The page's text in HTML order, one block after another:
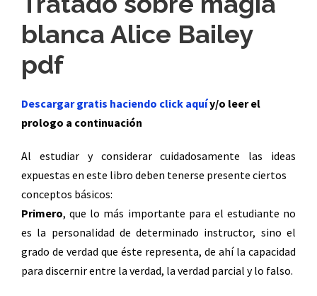
blanca Alice Bailey
pdf
Descargar gratis haciendo click aquíy/o leer el
prologo a continuación
Al estudiar y considerar cuidadosamente las ideas
expuestas en este libro deben tenerse presente ciertos
conceptos básicos:
Primero, que lo más importante para el estudiante no
es la personalidad de determinado instructor, sino el
grado de verdad que éste representa, de ahí la capacidad
para discernir entre la verdad, la verdad parcial y lo falso.